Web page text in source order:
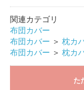
関連カテゴリ
布団カバー
布団カバー ＞ 枕カ
布団カバー ＞ 枕カ
た